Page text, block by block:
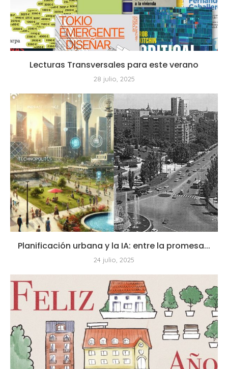
Lecturas Transversales para este verano
28 julio, 2025
Planificación urbana y la IA: entre la promesa...
24 julio, 2025